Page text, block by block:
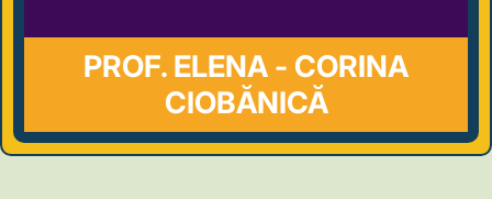
PROF. ELENA - CORINA
CIOBĂNICĂ